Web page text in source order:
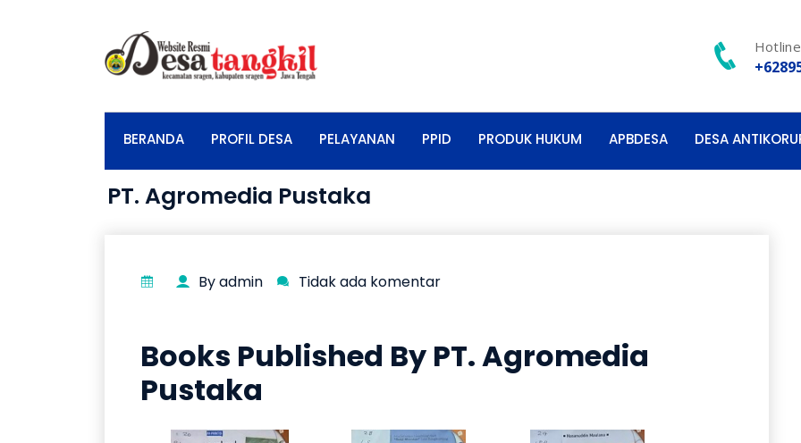
BERANDA PROFIL DESA PELAYANAN PPID PRODUK HUKUM APBDESA DESA
PT. Agromedia Pustaka
By admin Tidak ada komentar
Books Published By PT. Agromedia
Pustaka